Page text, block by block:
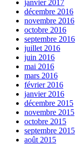
janvier 2017
décembre 2016
novembre 2016
octobre 2016
septembre 2016
juillet 2016
juin 2016
mai 2016
mars 2016
février 2016
janvier 2016
décembre 2015
novembre 2015
octobre 2015
septembre 2015
août 2015